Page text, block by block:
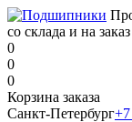
со склада и на заказ
0
0
0
Корзина заказа
Санкт-Петербург